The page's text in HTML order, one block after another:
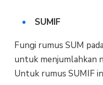
SUMIF
Fungi rumus SUM
untuk menjumlahkan
Untuk rumus SUMIF